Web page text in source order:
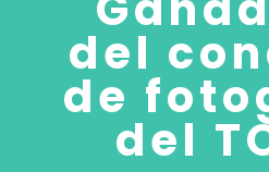
del
de
del